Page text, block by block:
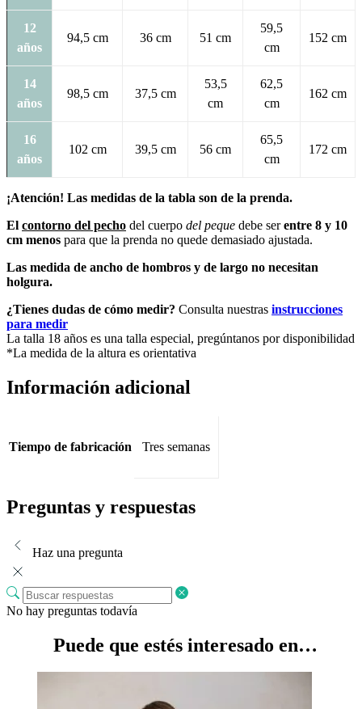
12
años
94,5 cm 36 cm 51 cm
59,5
cm
152 cm
14
años
98,5 cm 37,5 cm
53,5
cm
62,5
cm
162 cm
16
años
102 cm 39,5 cm 56 cm
65,5
cm
172 cm
¡Atención! Las medidas de la tabla son de la prenda.
El contorno del pecho del cuerpo del peque debe serentre 8 y 10
cm menos para que la prenda no quede demasiado ajustada.
Las medida de ancho de hombros y de largo no necesitan
holgura.
¿Tienes dudas de cómo medir? Consulta nuestras instrucciones
para medir
La talla 18 años es una talla especial, pregúntanos por disponibilidad
*La medida de la altura es orientativa
Información adicional
Tiempo de fabricación Tres semanas
Preguntas y respuestas
Haz una pregunta
No hay preguntas todavía
Puede que estés interesado en…